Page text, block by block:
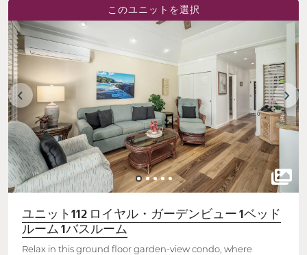
このユニットを選択
ユニット112 ロイヤル・ガーデンビュー 1ベッド
ルーム 1バスルーム
Relax in this ground floor garden-view condo, where